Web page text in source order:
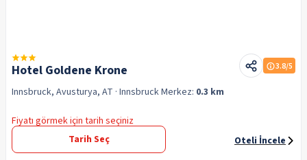
Hotel Goldene Krone 3.8/5
Innsbruck, Avusturya, AT · InnsbruckMerkez: 0.3 km
Fiyatı görmek için tarih seçiniz
Tarih Seç
Oteli İncele